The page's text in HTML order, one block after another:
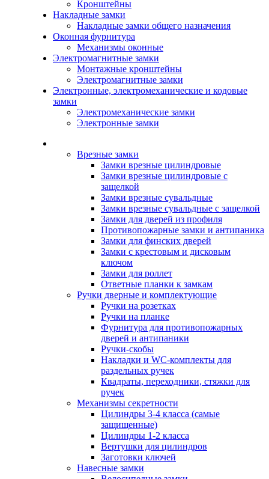
Кронштейны
Накладные замки
Накладные замки общего назначения
Оконная фурнитура
Механизмы оконные
Электромагнитные замки
Монтажные кронштейны
Электромагнитные замки
Электронные, электромеханические и кодовые
замки
Электромеханические замки
Электронные замки
Врезные замки
Замки врезные цилиндровые
Замки врезные цилиндровые с
защелкой
Замки врезные сувальдные
Замки врезные сувальдные с защелкой
Замки для дверей из профиля
Противопожарные замки и антипаника
Замки для финских дверей
Замки с крестовым и дисковым
ключом
Замки для роллет
Ответные планки к замкам
Ручки дверные и комплектующие
Ручки на розетках
Ручки на планке
Фурнитура для противопожарных
дверей и антипаники
Ручки-скобы
Накладки и WC-комплекты для
раздельных ручек
Квадраты, переходники, стяжки для
ручек
Механизмы секретности
Цилиндры 3-4 класса (самые
защищенные)
Цилиндры 1-2 класса
Вертушки для цилиндров
Заготовки ключей
Навесные замки